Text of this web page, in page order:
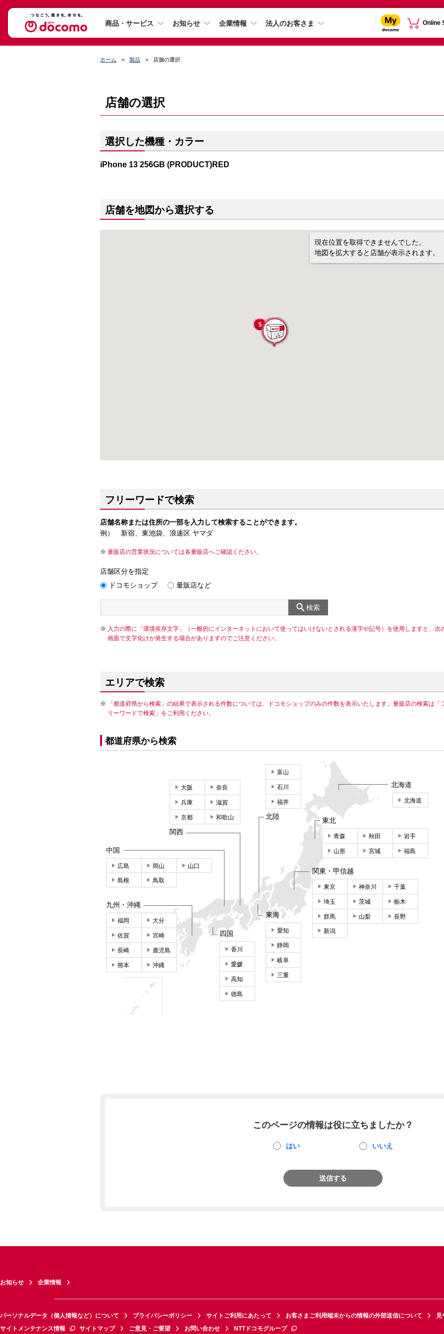
商品・サービス お知らせ 企業情報 法人のお客さま Online
ホーム 製品 店舗の選択
店舗の選択
選択した機種・カラー
iPhone 13 256GB (PRODUCT)RED
店舗を地図から選択する
現在位置を取得できませんでした。
地図を拡大すると店舗が表示されます。
フリーワードで検索
店舗名称または住所の一部を入力して検索することができます。
例） 新宿、東池袋、浪速区 ヤマダ
量販店の営業状況については各量販店へご確認ください。
店舗区分を指定
ドコモショップ
量販店など
検索
入力の際に「環境依存文字」（一般的にインターネットにおいて使ってはいけないとされる漢字や記号）を使用しますと、次
画面で文字化けが発生する場合がありますのでご注意ください。
エリアで検索
「都道府県から検索」の結果で表示される件数については、ドコモショップのみの件数を表示いたします。量販店の検索は「
リーワードで検索」をご利用ください。
都道府県から検索
北海道
北海道
東北
青森 秋田 岩手
山形 宮城 福島
関東・甲信越
東京 神奈川 千葉
埼玉 茨城 栃木
群馬 山梨 長野
新潟
東海
愛知
静岡
岐阜
三重
富山
石川
福井
北陸
大阪 奈良
兵庫 滋賀
京都 和歌山
関西
中国
広島 岡山 山口
島根 鳥取
四国
香川
愛媛
高知
徳島
九州・沖縄
福岡 大分
佐賀 宮崎
長崎 鹿児島
熊本 沖縄
このページの情報は役に立ちましたか？
はい いいえ
送信する
お知らせ 企業情報
パーソナルデータ（個人情報など）について プライバシーポリシー サイトご利用にあたって お客さまご利用端末からの情報の外部送信について
見
サイトメンテナンス情報
サイトマップ ご意見・ご要望 お問い合わせ NTTドコモグループ